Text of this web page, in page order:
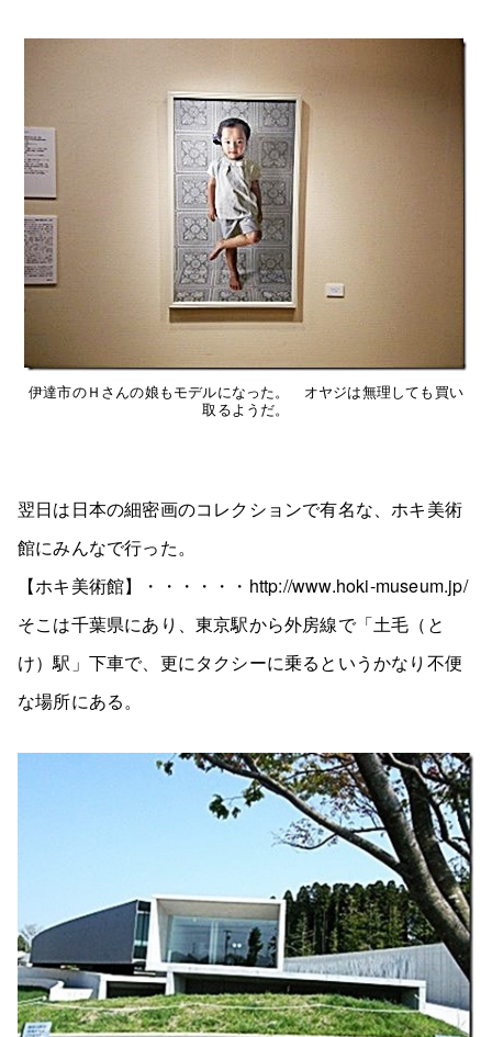
伊達市のＨさんの娘もモデルになった。 オヤジは無理しても買い
取るようだ。
翌日は日本の細密画のコレクションで有名な、ホキ美術
館にみんなで行った。
【ホキ美術館】・・・・・・http://www.hoki-museum.jp/
そこは千葉県にあり、東京駅から外房線で「土毛（と
け）駅」下車で、更にタクシーに乗るというかなり不便
な場所にある。